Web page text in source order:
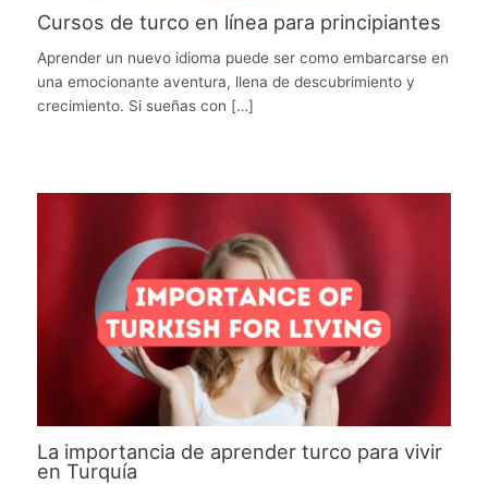
Cursos de turco en línea para principiantes
Aprender un nuevo idioma puede ser como embarcarse en
una emocionante aventura, llena de descubrimiento y
crecimiento. Si sueñas con […]
La importancia de aprender turco para vivir
en Turquía